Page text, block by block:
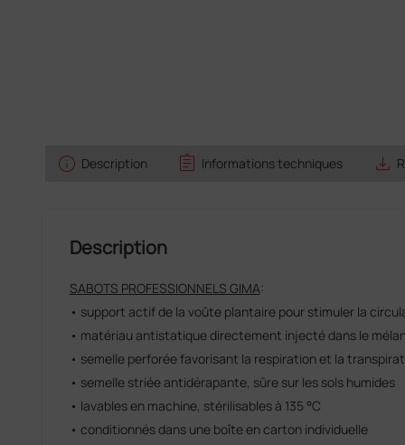
info Description assignment Informations techniques save_alt
Description
SABOTS PROFESSIONNELS GIMA:
• support actif de la voûte plantaire pour stimuler la
• matériau antistatique directement injecté dans le
• semelle perforée favorisant la respiration et la
• semelle striée antidérapante, sûre sur les sols humides
• lavables en machine, stérilisables à 135 °C
• conditionnés dans une boîte en carton individuelle